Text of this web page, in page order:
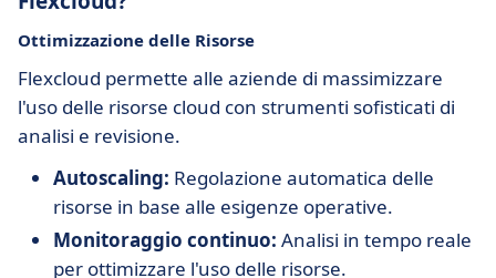
Ottimizzazione delle Risorse
Flexcloud permette alle aziende di massimizzare
l'uso delle risorse cloud con strumenti sofisticati di
analisi e revisione.
Autoscaling: Regolazione automatica delle
risorse in base alle esigenze operative.
Monitoraggio continuo: Analisi in tempo reale
per ottimizzare l'uso delle risorse.